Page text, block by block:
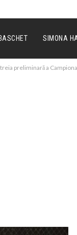
BASCHET SIMONA
preliminară a